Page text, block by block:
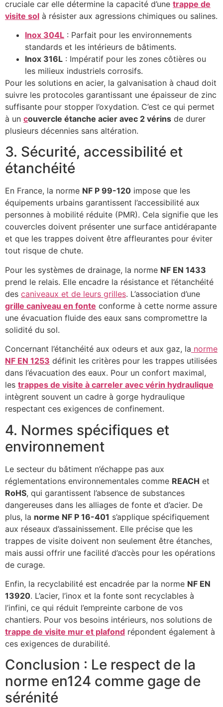
cruciale car elle détermine la capacité d’une trappe de
visite sol à résister aux agressions chimiques ou salines.
Inox 304L : Parfait pour les environnements
standards et les intérieurs de bâtiments.
Inox 316L : Impératif pour les zones côtières ou
les milieux industriels corrosifs.
Pour les solutions en acier, la galvanisation à chaud doit
suivre les protocoles garantissant une épaisseur de zinc
suffisante pour stopper l’oxydation. C’est ce qui permet
à un couvercle étanche acier avec 2 vérins de durer
plusieurs décennies sans altération.
3. Sécurité, accessibilité et
étanchéité
En France, la norme NF P 99-120 impose que les
équipements urbains garantissent l’accessibilité aux
personnes à mobilité réduite (PMR). Cela signifie que les
couvercles doivent présenter une surface antidérapante
et que les trappes doivent être affleurantes pour éviter
tout risque de chute.
Pour les systèmes de drainage, la norme NF EN 1433
prend le relais. Elle encadre la résistance et l’étanchéité
des caniveaux et de leurs grilles. L’association d’une
grille caniveau en fonte conforme à cette norme assure
une évacuation fluide des eaux sans compromettre la
solidité du sol.
Concernant l’étanchéité aux odeurs et aux gaz, la norme
NF EN 1253 définit les critères pour les trappes utilisées
dans l’évacuation des eaux. Pour un confort maximal,
les trappes de visite à carreler avec vérin hydraulique
intègrent souvent un cadre à gorge hydraulique
respectant ces exigences de confinement.
4. Normes spécifiques et
environnement
Le secteur du bâtiment n’échappe pas aux
réglementations environnementales comme REACH et
RoHS, qui garantissent l’absence de substances
dangereuses dans les alliages de fonte et d’acier. De
plus, la norme NF P 16-401 s’applique spécifiquement
aux réseaux d’assainissement. Elle précise que les
trappes de visite doivent non seulement être étanches,
mais aussi offrir une facilité d’accès pour les opérations
de curage.
Enfin, la recyclabilité est encadrée par la norme NF EN
13920. L’acier, l’inox et la fonte sont recyclables à
l’infini, ce qui réduit l’empreinte carbone de vos
chantiers. Pour vos besoins intérieurs, nos solutions de
trappe de visite mur et plafond répondent également à
ces exigences de durabilité.
Conclusion : Le respect de la
norme en124 comme gage de
sérénité